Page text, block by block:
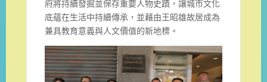
府將持續發掘並保存重要人物史蹟，讓城市文化
底蘊在生活中持續傳承，並藉由王昭雄故居成為
兼具教育意義與人文價值的新地標。